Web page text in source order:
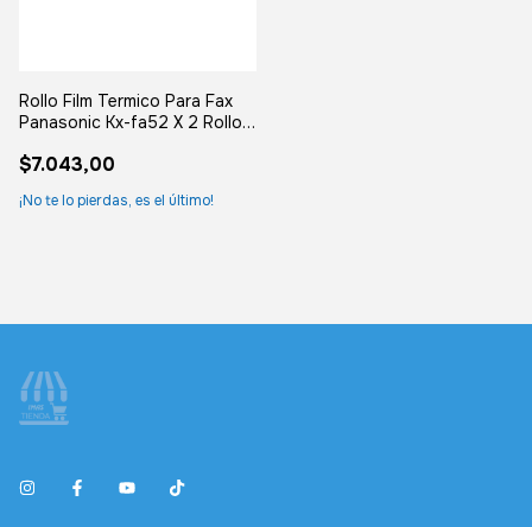
Rollo Film Termico Para Fax
Panasonic Kx-fa52 X 2 Rollos
$7.043,00
¡No te lo pierdas, es el último!